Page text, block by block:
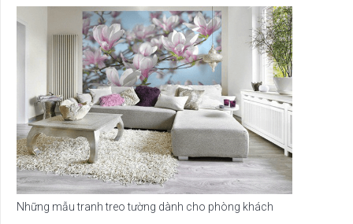
Những mẫu tranh treo tường dành cho phòng khách